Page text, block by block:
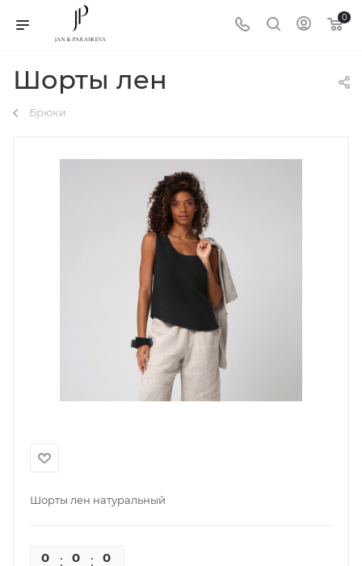
0
Шорты лен
Брюки
Шорты лен натуральный
0 0 0